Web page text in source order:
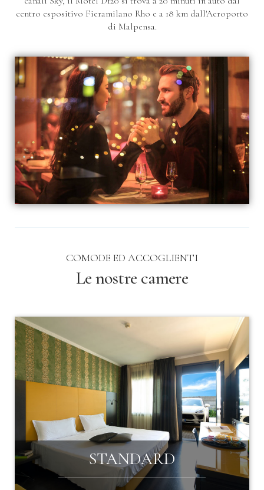
centro espositivo Fieramilano Rho e a 18 km dall'Aeroporto
di Malpensa.
COMODE ED ACCOGLIENTI
Le nostre camere
STANDARD